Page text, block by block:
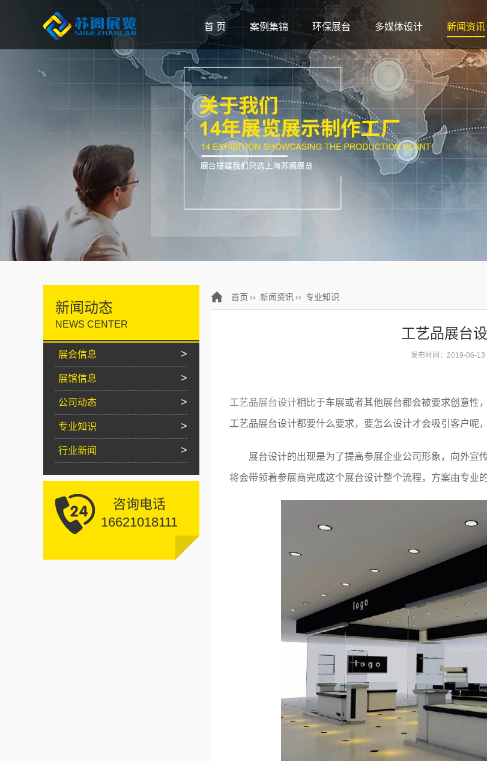
首 页 案例集锦 环保展台 多媒体设计 新闻资讯
首页 ›› 新闻资讯 ›› 专业知识
工艺品展台
发布时间：2019-06-
工艺品展台设计相比于车展或者其他展台都会被要求创意性
工艺品展台设计都要什么要求，要怎么设计才会吸引客户呢
展台设计的出现是为了提高参展企业公司形象，向外宣
将会带领着参展商完成这个展台设计整个流程，方案由专业
新闻动态
NEWS CENTER
>
展会信息
>
展馆信息
>
公司动态
>
专业知识
>
行业新闻
咨询电话
16621018111